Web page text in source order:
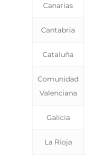
Canarias
Cantabria
Cataluña
Comunidad
Valenciana
Galicia
La Rioja